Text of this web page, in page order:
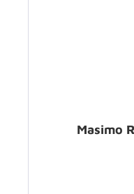
Masimo